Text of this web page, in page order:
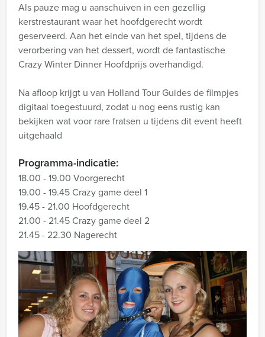
Als pauze mag u aanschuiven in een gezellig
kerstrestaurant waar het hoofdgerecht wordt
geserveerd. Aan het einde van het spel, tijdens de
verorbering van het dessert, wordt de fantastische
Crazy Winter Dinner Hoofdprijs overhandigd.
Na afloop krijgt u van Holland Tour Guides de filmpjes
digitaal toegestuurd, zodat u nog eens rustig kan
bekijken wat voor rare fratsen u tijdens dit event heeft
uitgehaald
Programma-indicatie:
18.00 - 19.00 Voorgerecht
19.00 - 19.45 Crazy game deel 1
19.45 - 21.00 Hoofdgerecht
21.00 - 21.45 Crazy game deel 2
21.45 - 22.30 Nagerecht